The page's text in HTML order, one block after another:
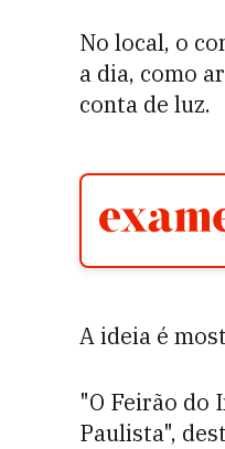
No local, o
a dia, como
conta de luz.
A ideia é
"O Feirão do
Paulista",